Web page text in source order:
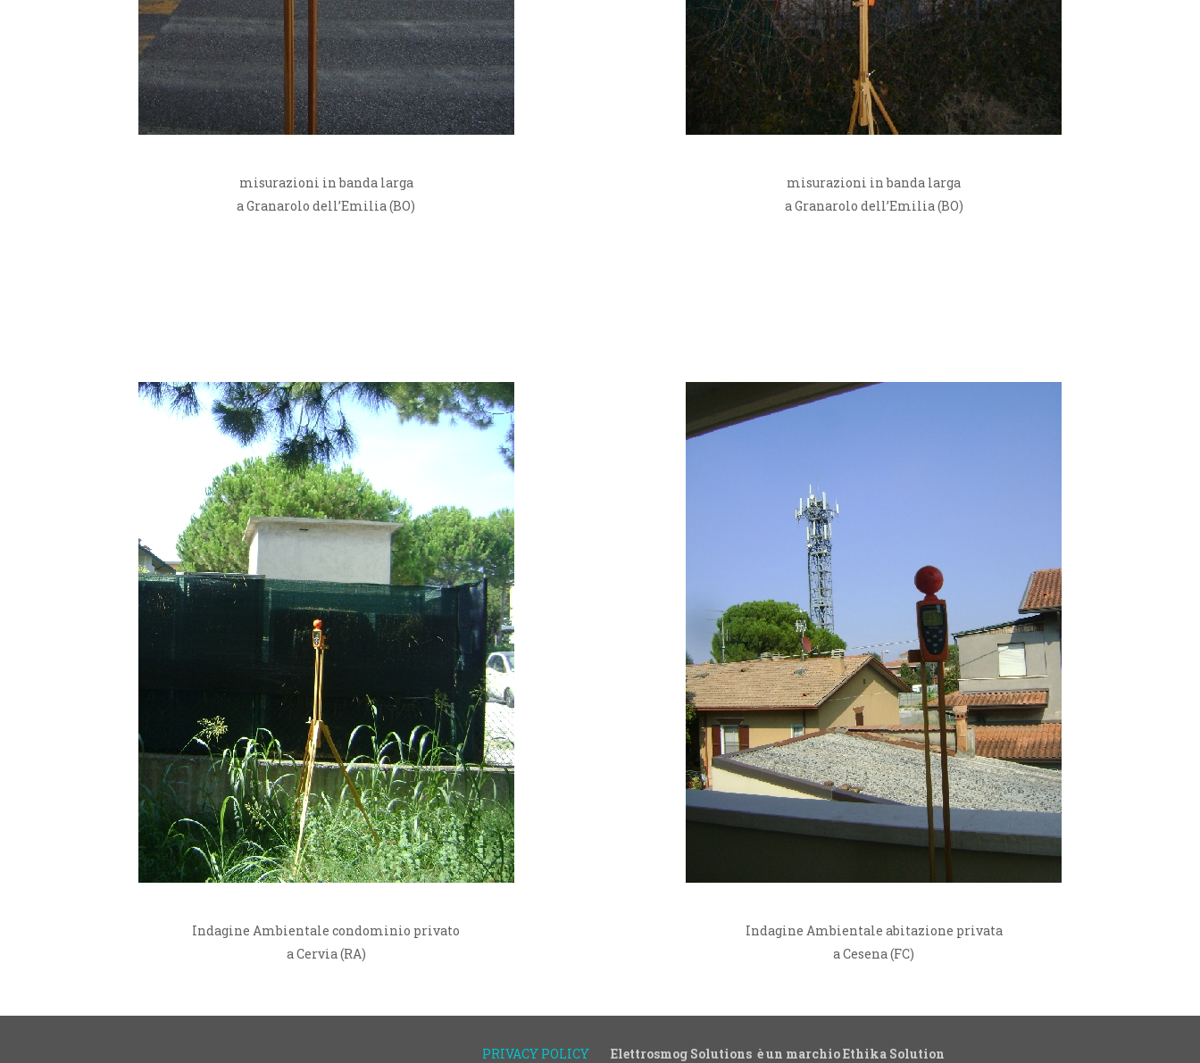
misurazioni in banda larga
a Granarolo dell’Emilia (BO)
misurazioni in banda larga
a Granarolo dell’Emilia (BO)
Indagine Ambientale condominio privato
a Cervia (RA)
Indagine Ambientale abitazione privata
a Cesena (FC)
PRIVACY POLICY Elettrosmog Solutions è un marchio Ethika Solution